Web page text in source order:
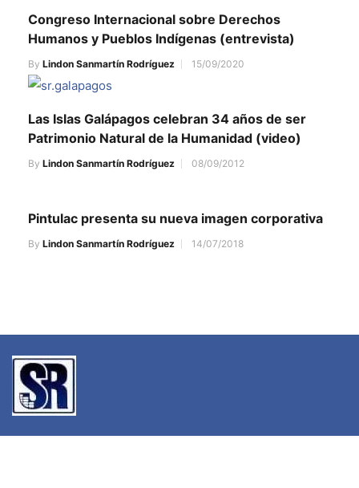
Congreso Internacional sobre Derechos
Humanos y Pueblos Indígenas (entrevista)
By Lindon Sanmartín Rodríguez 15/09/2020
Las Islas Galápagos celebran 34 años de ser
Patrimonio Natural de la Humanidad (video)
By Lindon Sanmartín Rodríguez 08/09/2012
Pintulac presenta su nueva imagen corporativa
By Lindon Sanmartín Rodríguez 14/07/2018